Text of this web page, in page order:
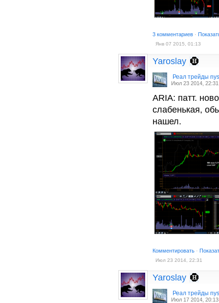
3 комментариев ·
Янв 07 2015, 01:13
Yaroslay
Реал трейды
Июл 23 2014, 22:31
ARIA: патт.
слабенькая,
нашел.
Комментировать ·
Июл 23 2014, 22:31
Yaroslay
Реал трейды
Июл 17 2014, 20:13